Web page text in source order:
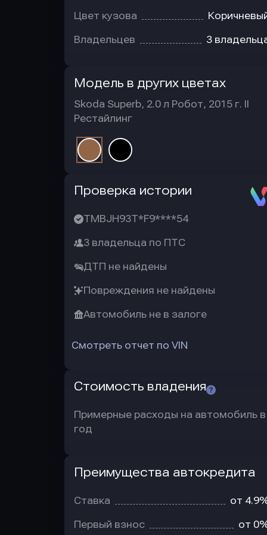
Цвет кузова
Владельцев 3
Модель в других цветах
Skoda Superb, 2.0 л Робот, 2015 г. II
Рестайлинг
Проверка истории
TMBJH93T*F9****54
3 владельца по ПТС
ДТП не найдены
Повреждения не найдены
Автомобиль не в залоге
Смотреть отчет по VIN
Стоимость владения
Примерные расходы на автомобиль в
год
Преимущества автокредита
Ставка от
Первый взнос от